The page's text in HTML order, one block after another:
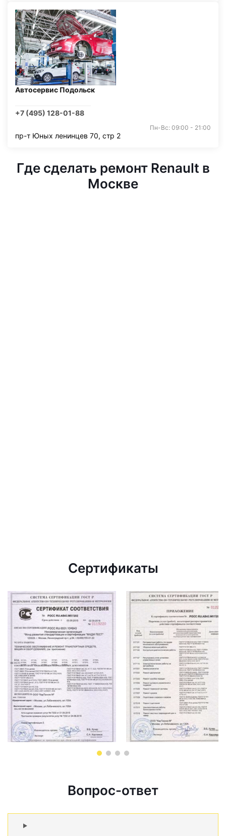
Автосервис Подольск
+7 (495) 128-01-88
Пн-Вс: 09:00 - 21:00
пр-т Юных ленинцев 70, стр 2
Где сделать ремонт Renault в
Москве
Сертификаты
Вопрос-ответ